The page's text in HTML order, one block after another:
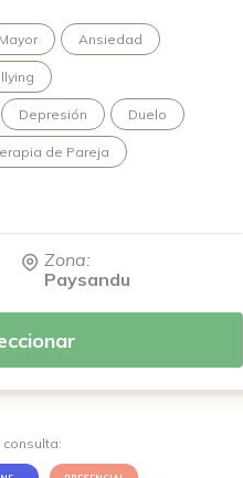
Ansiedad
Depresión Duelo
de Pareja
Zona:
Paysandu